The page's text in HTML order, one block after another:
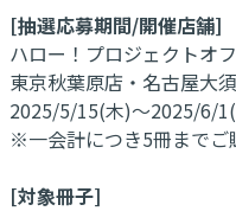
[抽選応募期間/開催店舗]
ハロー！プロジェクトオ
東京秋葉原店・名古屋大
2025/5/15(木)～2025/6/
※一会計につき5冊までご
[対象冊子]